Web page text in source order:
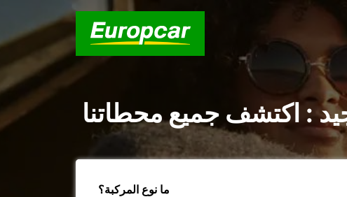
: اكتشف جميع محطاتنا
ما نوع المركبة؟